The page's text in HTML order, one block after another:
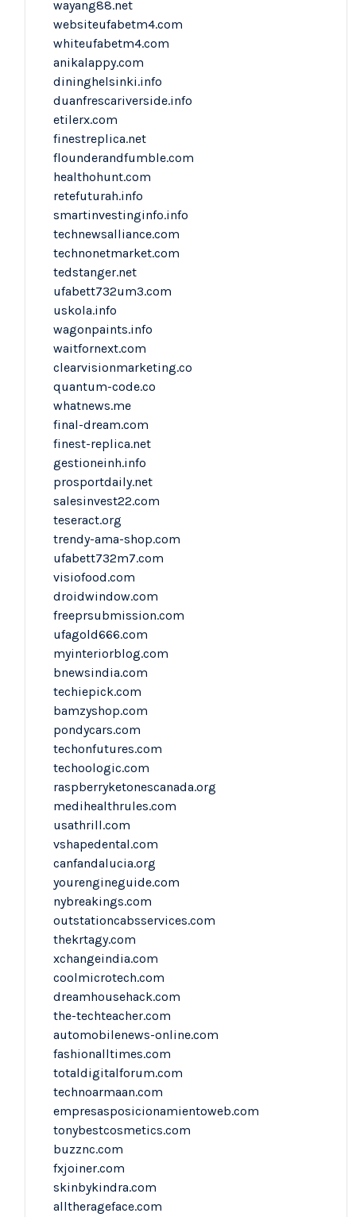
wayang88.net
websiteufabetm4.com
whiteufabetm4.com
anikalappy.com
dininghelsinki.info
duanfrescariverside.info
etilerx.com
finestreplica.net
flounderandfumble.com
healthohunt.com
retefuturah.info
smartinvestinginfo.info
technewsalliance.com
technonetmarket.com
tedstanger.net
ufabett732um3.com
uskola.info
wagonpaints.info
waitfornext.com
clearvisionmarketing.co
quantum-code.co
whatnews.me
final-dream.com
finest-replica.net
gestioneinh.info
prosportdaily.net
salesinvest22.com
teseract.org
trendy-ama-shop.com
ufabett732m7.com
visiofood.com
droidwindow.com
freeprsubmission.com
ufagold666.com
myinteriorblog.com
bnewsindia.com
techiepick.com
bamzyshop.com
pondycars.com
techonfutures.com
techoologic.com
raspberryketonescanada.org
medihealthrules.com
usathrill.com
vshapedental.com
canfandalucia.org
yourengineguide.com
nybreakings.com
outstationcabsservices.com
thekrtagy.com
xchangeindia.com
coolmicrotech.com
dreamhousehack.com
the-techteacher.com
automobilenews-online.com
fashionalltimes.com
totaldigitalforum.com
technoarmaan.com
empresasposicionamientoweb.com
tonybestcosmetics.com
buzznc.com
fxjoiner.com
skinbykindra.com
alltherageface.com